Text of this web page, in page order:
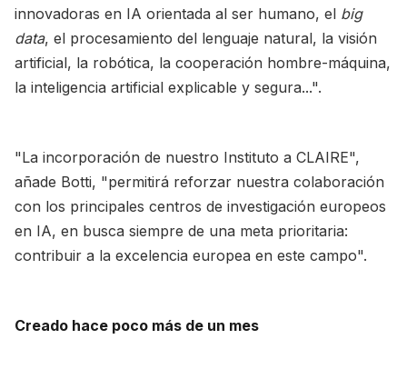
innovadoras en IA orientada al ser humano, el big
data, el procesamiento del lenguaje natural, la visión
artificial, la robótica, la cooperación hombre-máquina,
la inteligencia artificial explicable y segura...".
"La incorporación de nuestro Instituto a CLAIRE",
añade Botti, "permitirá reforzar nuestra colaboración
con los principales centros de investigación europeos
en IA, en busca siempre de una meta prioritaria:
contribuir a la excelencia europea en este campo".
Creado hace poco más de un mes